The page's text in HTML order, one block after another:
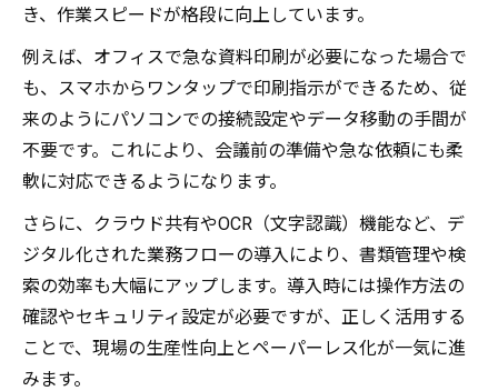
スマホ連携で広がるコピー機活用のヒント
スマホ連携でコピー機の印刷がもっと手軽
に
専用アプリとコピー機で業務が効率的に進
化
Wi-Fi接続でコピー機のスマート化を実感す
る
コピー機とスマホを繋ぐ効果的な方法を解
説
アプリを使ったコピー機の便利な使い方
クラウド共有対応コピー機の選び方
き、作業スピードが格段に向上しています。
例えば、オフィスで急な資料印刷が必要になった場合で
も、スマホからワンタップで印刷指示ができるため、従
来のようにパソコンでの接続設定やデータ移動の手間が
不要です。これにより、会議前の準備や急な依頼にも柔
軟に対応できるようになります。
さらに、クラウド共有やOCR（文字認識）機能など、デ
ジタル化された業務フローの導入により、書類管理や検
索の効率も大幅にアップします。導入時には操作方法の
確認やセキュリティ設定が必要ですが、正しく活用する
ことで、現場の生産性向上とペーパーレス化が一気に進
みます。